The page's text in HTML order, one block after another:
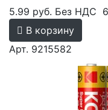
5.99 руб. Без НДС
В корзину
Арт. 9215582